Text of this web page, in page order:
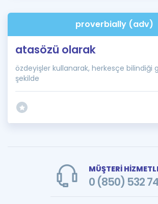
İngilizce Gramerproverbially (adv)
atasözü olarak
özdeyişler kullanarak, herkesçe bilindiği
şekilde
MÜŞTERİ
0 (850) 532